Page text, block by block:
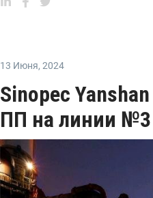
13 Июня, 2024
Sinopec
ПП на линии